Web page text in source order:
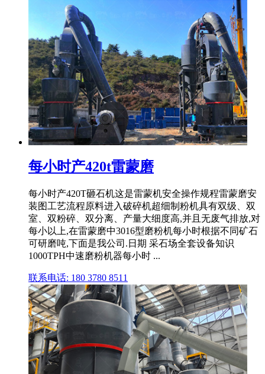
每小时产420t雷蒙磨
每小时产420T砸石机这是雷蒙机安全操作规程雷蒙磨安
装图工艺流程原料进入破碎机超细制粉机具有双级、双
室、双粉碎、双分离、产量大细度高,并且无废气排放,对
每小以上,在雷蒙磨中3016型磨粉机每小时根据不同矿石
可研磨吨,下面是我公司.日期 采石场全套设备知识
1000TPH中速磨粉机器每小时 ...
联系电话: 180 3780 8511